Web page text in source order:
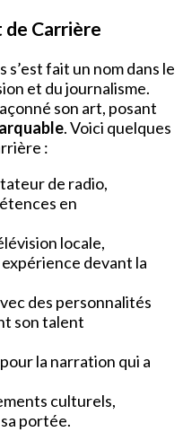
de Carrière
fait un nom dans le
et du journalisme.
son art, posant
. Voici quelques
:
de radio,
en
locale,
devant la
des personnalités
son talent
la narration qui a
culturels,
portée.